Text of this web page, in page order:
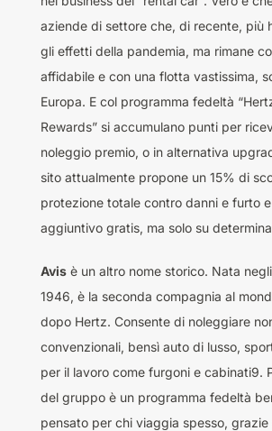
aziende di settore che, di recente, più
gli effetti della pandemia, ma rimane
affidabile e con una flotta vastissima,
Europa. E col programma fedeltà
Rewards” si accumulano punti per
noleggio premio, o in alternativa
sito attualmente propone un 15% di
protezione totale contro danni e furto
aggiuntivo gratis, ma solo su
Avisè un altro nome storico. Nata
1946, è la seconda compagnia al
dopo Hertz. Consente di noleggiare
convenzionali, bensì auto di lusso,
per il lavoro come furgoni e cabinati9.
del gruppo è un programma fedeltà
pensato per chi viaggia spesso, grazie